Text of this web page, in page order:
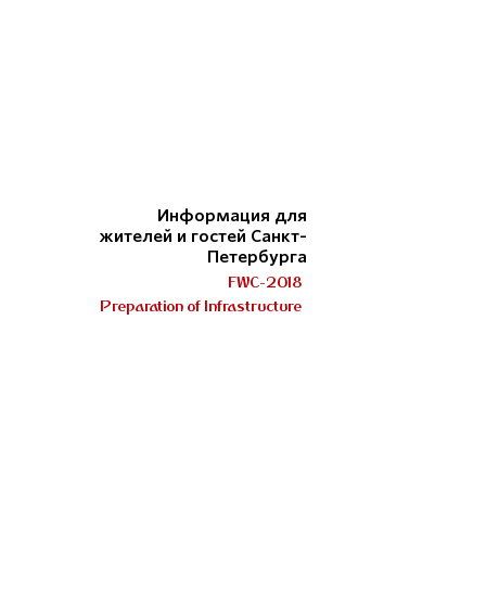
Информация для
жителей и гостей Санкт-
Петербурга
FWC-2018
Preparation of Infrastructure